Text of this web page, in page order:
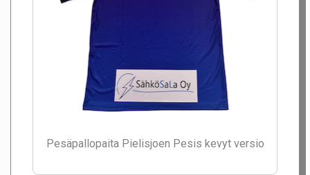
Pesäpallopaita Pielisjoen Pesis kevyt versio